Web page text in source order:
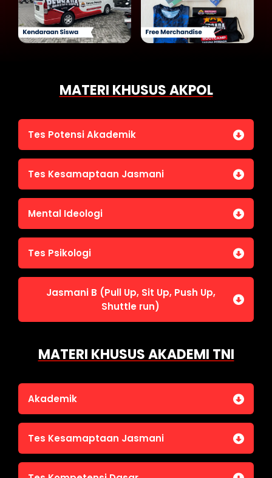
MATERI KHUSUS AKPOL
Tes Potensi Akademik
Bahasa Indonesia
Penalaran Numerik
Pengetahuan Umum (termasuk UU Kepolisian)
Tes Wawasan Kebangsaan
Tes Kesamaptaan Jasmani
Jasmani A (Lari 12 menit)
Mental Ideologi
Mental Ideologi
Tes Psikologi
Tes Kecerdasan
Tes Kecermatan
Tes Kepribadian
Jasmani B (Pull Up, Sit Up, Push Up,
Shuttle run)
MATERI KHUSUS AKADEMI TNI
Akademik
Bahasa Indonesia
IPA
Tes Kesamaptaan Jasmani
Jasmani A (Lari 12 menit)